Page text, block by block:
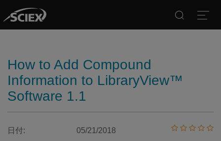
How to Add Compound
Information to LibraryView™
Software 1.1
日付:
05/21/2018